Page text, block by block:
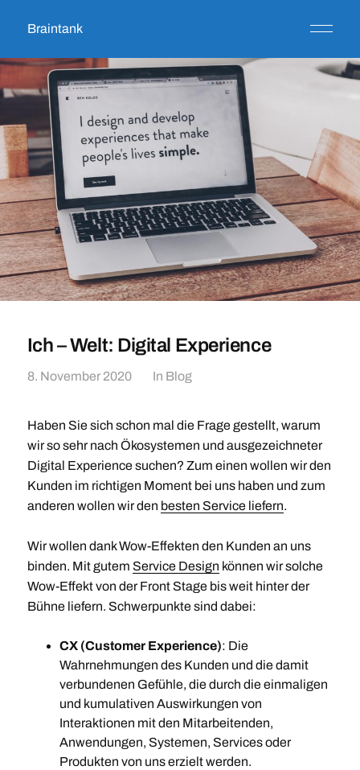
Braintank
Ich – Welt: Digital Experience
8. November 2020 In Blog
Haben Sie sich schon mal die Frage gestellt, warum
wir so sehr nach Ökosystemen und ausgezeichneter
Digital Experience suchen? Zum einen wollen wir den
Kunden im richtigen Moment bei uns haben und zum
anderen wollen wir den besten Service liefern.
Wir wollen dank Wow-Effekten den Kunden an uns
binden. Mit gutem Service Design können wir solche
Wow-Effekt von der Front Stage bis weit hinter der
Bühne liefern. Schwerpunkte sind dabei:
CX (Customer Experience): Die
Wahrnehmungen des Kunden und die damit
verbundenen Gefühle, die durch die einmaligen
und kumulativen Auswirkungen von
Interaktionen mit den Mitarbeitenden,
Anwendungen, Systemen, Services oder
Produkten von uns erzielt werden.